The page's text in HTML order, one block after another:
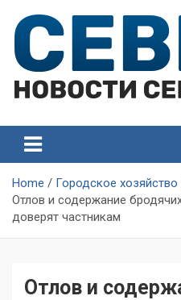
content
Севастополя
Севастополя
Home
Городское хозяйство
Отлов и содержание
доверят частникам
Отлов и